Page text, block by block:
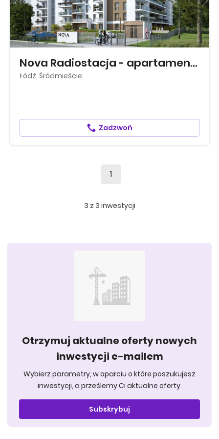
Nova Radiostacja - apartamenty inwes...
Łódź, Śródmieście
Zadzwoń
1
3 z 3 inwestycji
Otrzymuj aktualne oferty nowych
inwestycji e-mailem
Wybierz parametry, w oparciu o które poszukujesz
inwestycji, a prześlemy Ci aktualne oferty.
Subskrybuj